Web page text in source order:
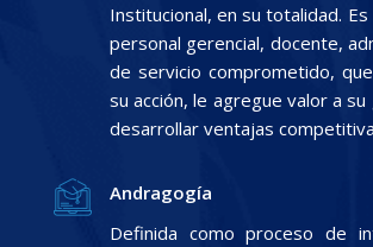
Institucional, en su totalidad.
personal gerencial, docente,
de servicio comprometido,
su acción, le agregue valor a
desarrollar ventajas
Andragogía
Definida como proceso de